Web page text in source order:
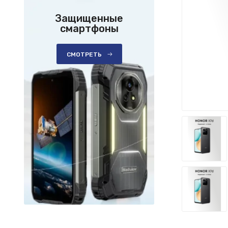
Защищенные
смартфоны
СМОТРЕТЬ